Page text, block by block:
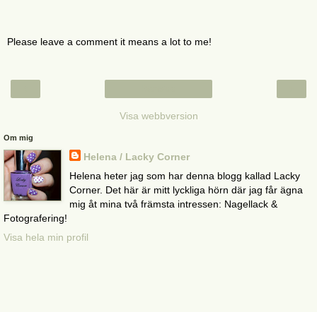
Please leave a comment it means a lot to me!
Visa webbversion
Om mig
Helena / Lacky Corner
Helena heter jag som har denna blogg kallad Lacky
Corner. Det här är mitt lyckliga hörn där jag får ägna
mig åt mina två främsta intressen: Nagellack &
Fotografering!
Visa hela min profil